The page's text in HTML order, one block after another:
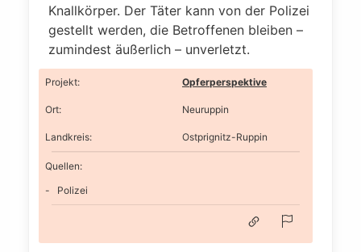
Knallkörper. Der Täter kann von der Polizei
gestellt werden, die Betroffenen bleiben –
zumindest äußerlich – unverletzt.
Projekt: Opferperspektive
Ort: Neuruppin
Landkreis: Ostprignitz-Ruppin
Quellen:
Polizei